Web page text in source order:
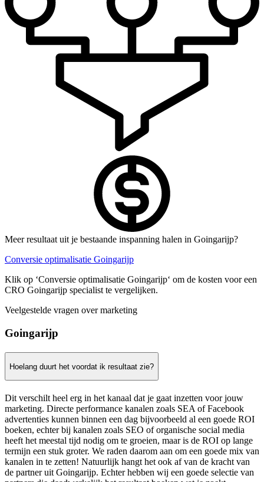
Meer resultaat uit je bestaande inspanning halen in Goingarijp?
Conversie optimalisatie Goingarijp
Klik op ‘Conversie optimalisatie Goingarijp‘ om de kosten voor een
CRO Goingarijp specialist te vergelijken.
Veelgestelde vragen over marketing
Goingarijp
Hoelang duurt het voordat ik resultaat zie?
Dit verschilt heel erg in het kanaal dat je gaat inzetten voor jouw
marketing. Directe performance kanalen zoals SEA of Facebook
advertenties kunnen binnen een dag bijvoorbeeld al een goede ROI
boeken, echter bij kanalen zoals SEO of organische social media
heeft het meestal tijd nodig om te groeien, maar is de ROI op lange
termijn een stuk groter. We raden daarom aan om een goede mix van
kanalen in te zetten! Natuurlijk hangt het ook af van de kracht van
de partner uit Goingarijp. Echter hebben wij een goede selectie van